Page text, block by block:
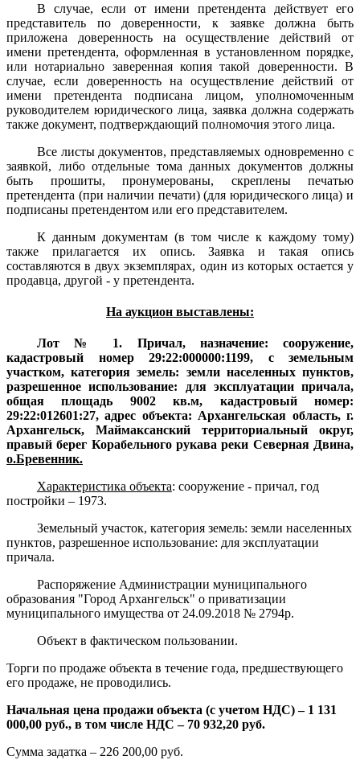
В случае, если от имени претендента действует его
представитель по доверенности, к заявке должна быть
приложена доверенность на осуществление действий от
имени претендента, оформленная в установленном порядке,
или нотариально заверенная копия такой доверенности. В
случае, если доверенность на осуществление действий от
имени претендента подписана лицом, уполномоченным
руководителем юридического лица, заявка должна содержать
также документ, подтверждающий полномочия этого лица.
Все листы документов, представляемых одновременно с
заявкой, либо отдельные тома данных документов должны
быть прошиты, пронумерованы, скреплены печатью
претендента (при наличии печати) (для юридического лица) и
подписаны претендентом или его представителем.
К данным документам (в том числе к каждому тому)
также прилагается их опись. Заявка и такая опись
составляются в двух экземплярах, один из которых остается у
продавца, другой - у претендента.
На аукцион выставлены:
Лот № 1. Причал, назначение: сооружение,
кадастровый номер 29:22:000000:1199, с земельным
участком, категория земель: земли населенных пунктов,
разрешенное использование: для эксплуатации причала,
общая площадь 9002 кв.м, кадастровый номер:
29:22:012601:27, адрес объекта: Архангельская область, г.
Архангельск, Маймаксанский территориальный округ,
правый берег Корабельного рукава реки Северная Двина,
о.Бревенник.
Характеристика объекта: сооружение - причал, год
постройки – 1973.
Земельный участок, категория земель: земли населенных
пунктов, разрешенное использование: для эксплуатации
причала.
Распоряжение Администрации муниципального
образования "Город Архангельск" о приватизации
муниципального имущества от 24.09.2018 № 2794р.
Объект в фактическом пользовании.
Торги по продаже объекта в течение года, предшествующего
его продаже, не проводились.
Начальная цена продажи объекта (с учетом НДС) – 1 131
000,00 руб., в том числе НДС – 70 932,20 руб.
Сумма задатка – 226 200,00 руб.